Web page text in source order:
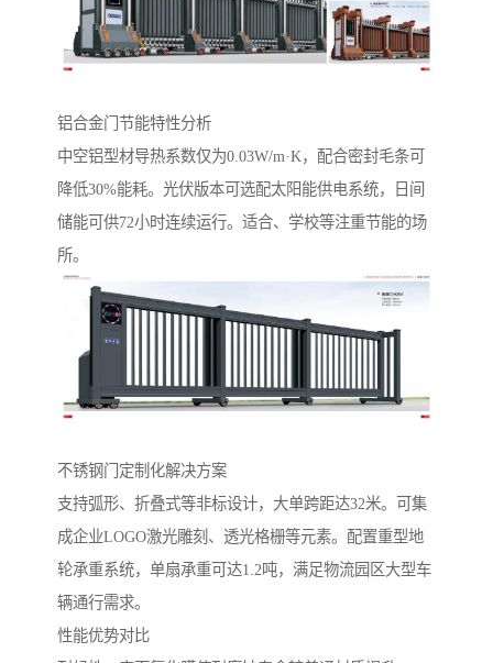
铝合金门节能特性分析‌
中空铝型材导热系数仅为0.03W/m·K，配合密封毛条可
降低30%能耗。光伏版本可选配太阳能供电系统，日间
储能可供72小时连续运行。适合、学校等注重节能的场
所。
不锈钢门定制化解决方案‌
支持弧形、折叠式等非标设计，大单跨距达32米。可集
成企业LOGO激光雕刻、透光格栅等元素。配置重型地
轮承重系统，单扇承重可达1.2吨，满足物流园区大型车
辆通行需求。
性能优势对比